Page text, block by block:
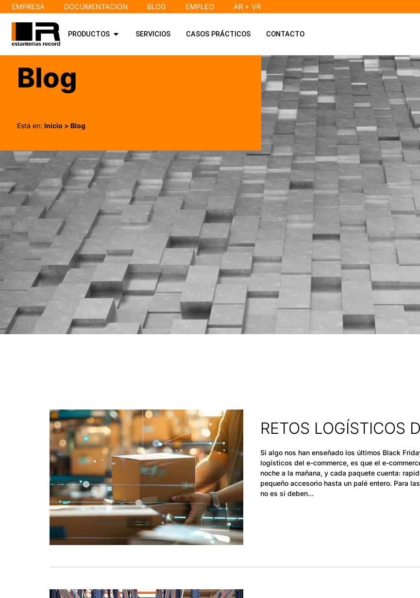
EMPRESA DOCUMENTACIÓN BLOG EMPLEO AR + VR
PRODUCTOS SERVICIOS CASOS PRÁCTICOS CONTACTO
Blog
Está en: Inicio > Blog
RETOS LOGÍSTICOS
Si algo nos han enseñado los últimos Black
logísticos del e-commerce, es que el e-
noche a la mañana, y cada paquete cuenta:
pequeño accesorio hasta un palé entero. Para
no es si deben